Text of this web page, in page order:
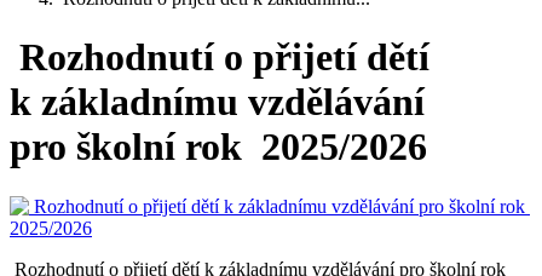
Rozhodnutí o přijetí dětí
k základnímu vzdělávání
pro školní rok 2025/2026
Rozhodnutí o přijetí dětí k základnímu vzdělávání pro školní rok